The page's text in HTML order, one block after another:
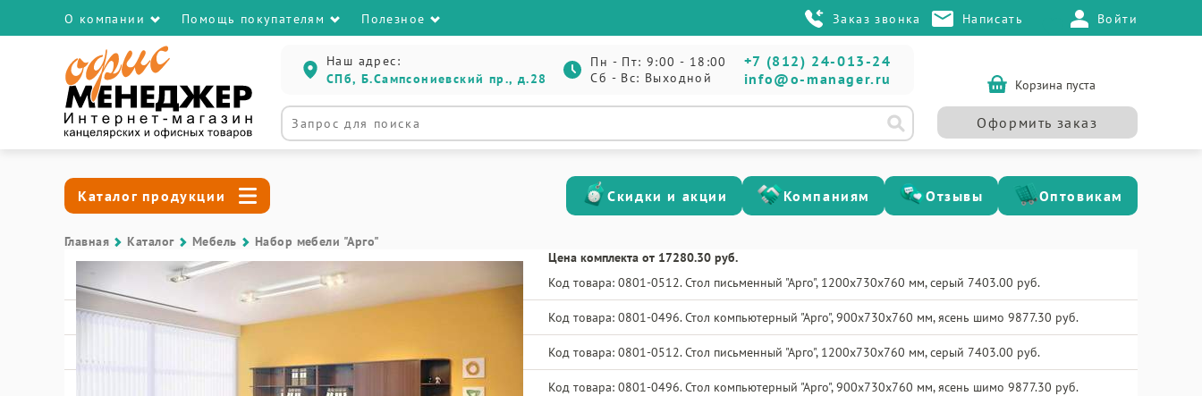
О компании Помощь покупателям Полезное Заказ звонка Написать Войти
Наш адрес:
СПб, Б.Сампсониевский пр., д.28
Пн - Пт: 9:00 - 18:00
Сб - Вс: Выходной
+7 (812) 24-013-24
info@o-manager.ru
Корзина пуста
Оформить заказ
Каталог продукции Скидки и акции Компаниям Отзывы Оптовикам
Главная Каталог Мебель
Набор мебели "Арго"
Цена комплекта от 17280.30 руб.
Код товара: 0801-0512. Стол письменный "Арго", 1200х730х760 мм, серый 7403.00 руб.
Код товара: 0801-0496. Стол компьютерный "Арго", 900х730х760 мм, ясень шимо 9877.30 руб.
Код товара: 0801-0512. Стол письменный "Арго", 1200х730х760 мм, серый 7403.00 руб.
Код товара: 0801-0496. Стол компьютерный "Арго", 900х730х760 мм, ясень шимо 9877.30 руб.